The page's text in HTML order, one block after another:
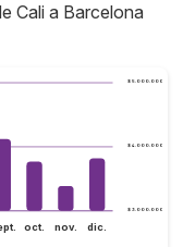
Cali a Barcelona
$ 3.000.000
$ 4.000.000
$ 5.000.000
oct. nov. dic.